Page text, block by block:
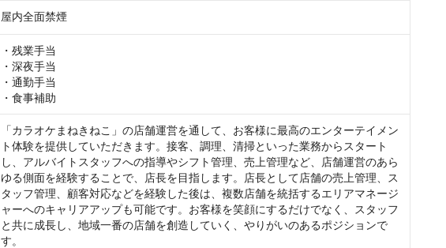
屋内全面禁煙
・残業手当
・深夜手当
・通勤手当
・食事補助
「カラオケまねきねこ」の店舗運営を通して、お客様に最高のエンターテイメン
ト体験を提供していただきます。接客、調理、清掃といった業務からスタート
し、アルバイトスタッフへの指導やシフト管理、売上管理など、店舗運営のあら
ゆる側面を経験することで、店長を目指します。店長として店舗の売上管理、ス
タッフ管理、顧客対応などを経験した後は、複数店舗を統括するエリアマネージ
ャーへのキャリアアップも可能です。お客様を笑顔にするだけでなく、スタッフ
と共に成長し、地域一番の店舗を創造していく、やりがいのあるポジションで
す。